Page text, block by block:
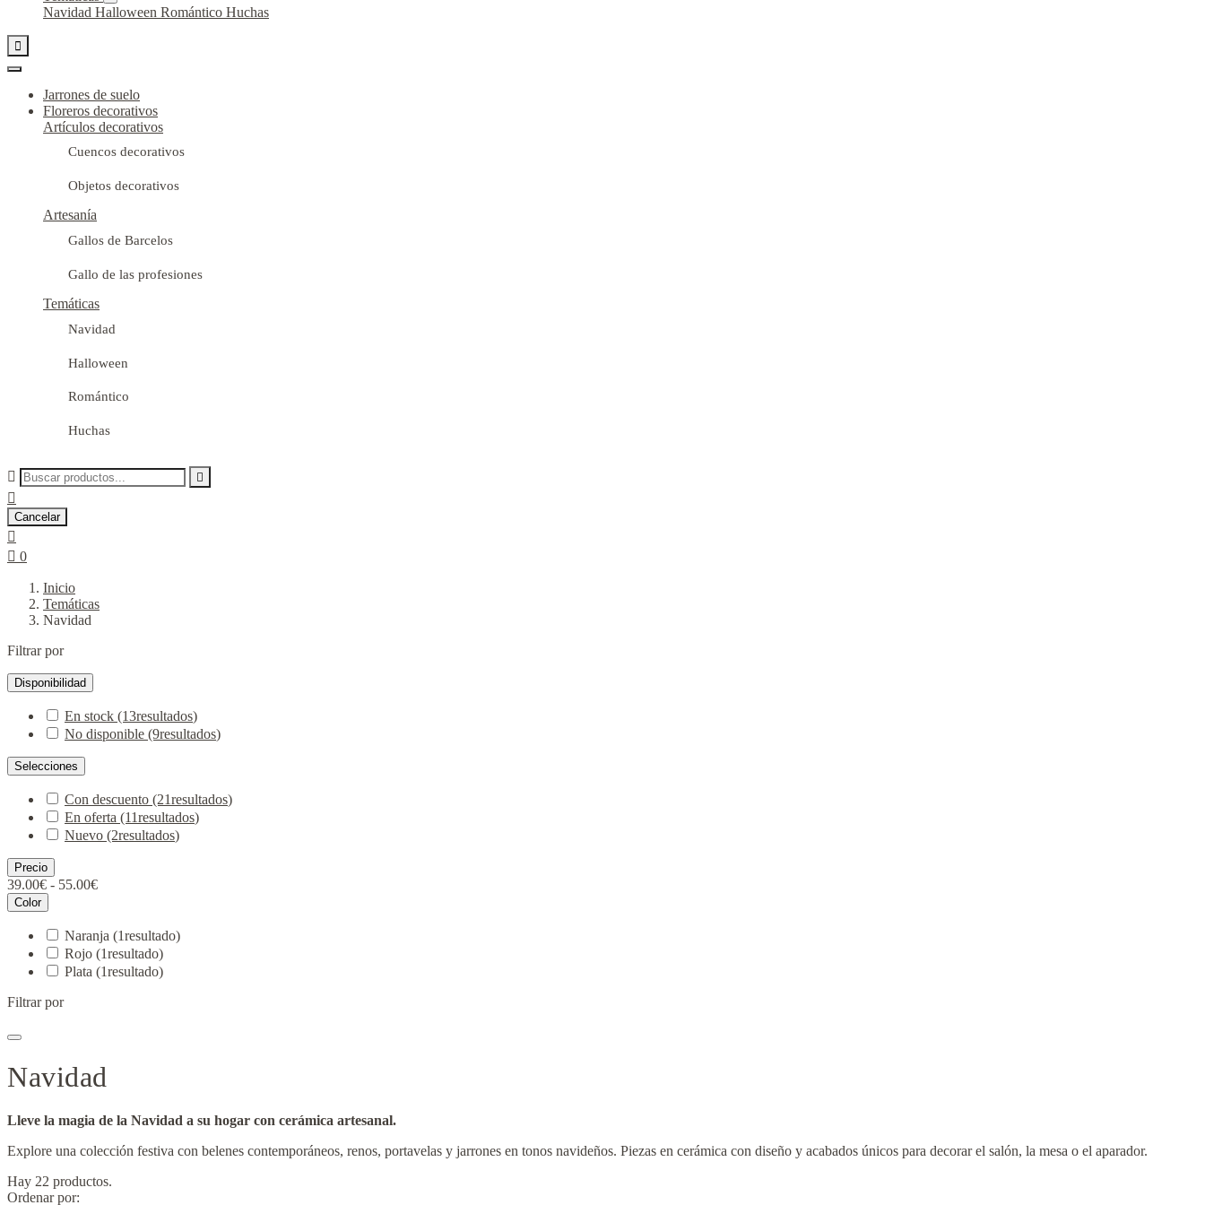
Navidad Halloween Romántico Huchas

Jarrones de suelo
Floreros decorativos
Artículos decorativos
Cuencos decorativos
Objetos decorativos
Artesanía
Gallos de Barcelos
Gallo de las profesiones
Temáticas
Navidad
Halloween
Romántico
Huchas
 

Cancelar

 0
Inicio
Temáticas
Navidad
Filtrar por
Disponibilidad
En stock (13resultados)
No disponible (9resultados)
Selecciones
Con descuento (21resultados)
En oferta (11resultados)
Nuevo (2resultados)
Precio
39.00€ - 55.00€
Color
Naranja (1resultado)
Rojo (1resultado)
Plata (1resultado)
Filtrar por
Navidad
Lleve la magia de la Navidad a su hogar con cerámica artesanal.
Explore una colección festiva con belenes contemporáneos, renos, portavelas y jarrones en tonos navideños. Piezas en cerámica con diseño y acabados únicos para decorar el salón, la mesa o el aparador.
Hay 22 productos.
Ordenar por: